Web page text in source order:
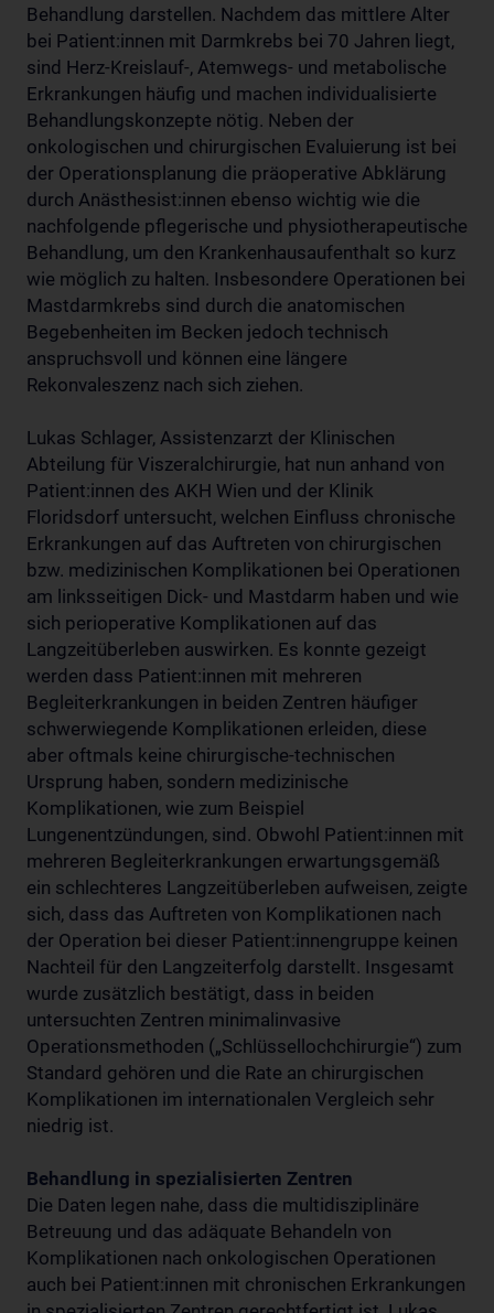
Behandlung darstellen. Nachdem das mittlere Alter
bei Patient:innen mit Darmkrebs bei 70 Jahren liegt,
sind Herz-Kreislauf-, Atemwegs- und metabolische
Erkrankungen häufig und machen individualisierte
Behandlungskonzepte nötig. Neben der
onkologischen und chirurgischen Evaluierung ist bei
der Operationsplanung die präoperative Abklärung
durch Anästhesist:innen ebenso wichtig wie die
nachfolgende pflegerische und physiotherapeutische
Behandlung, um den Krankenhausaufenthalt so kurz
wie möglich zu halten. Insbesondere Operationen bei
Mastdarmkrebs sind durch die anatomischen
Begebenheiten im Becken jedoch technisch
anspruchsvoll und können eine längere
Rekonvaleszenz nach sich ziehen.
Lukas Schlager, Assistenzarzt der Klinischen
Abteilung für Viszeralchirurgie, hat nun anhand von
Patient:innen des AKH Wien und der Klinik
Floridsdorf untersucht, welchen Einfluss chronische
Erkrankungen auf das Auftreten von chirurgischen
bzw. medizinischen Komplikationen bei Operationen
am linksseitigen Dick- und Mastdarm haben und wie
sich perioperative Komplikationen auf das
Langzeitüberleben auswirken. Es konnte gezeigt
werden dass Patient:innen mit mehreren
Begleiterkrankungen in beiden Zentren häufiger
schwerwiegende Komplikationen erleiden, diese
aber oftmals keine chirurgische-technischen
Ursprung haben, sondern medizinische
Komplikationen, wie zum Beispiel
Lungenentzündungen, sind. Obwohl Patient:innen mit
mehreren Begleiterkrankungen erwartungsgemäß
ein schlechteres Langzeitüberleben aufweisen, zeigte
sich, dass das Auftreten von Komplikationen nach
der Operation bei dieser Patient:innengruppe keinen
Nachteil für den Langzeiterfolg darstellt. Insgesamt
wurde zusätzlich bestätigt, dass in beiden
untersuchten Zentren minimalinvasive
Operationsmethoden („Schlüssellochchirurgie“) zum
Standard gehören und die Rate an chirurgischen
Komplikationen im internationalen Vergleich sehr
niedrig ist.
Behandlung in spezialisierten Zentren
Die Daten legen nahe, dass die multidisziplinäre
Betreuung und das adäquate Behandeln von
Komplikationen nach onkologischen Operationen
auch bei Patient:innen mit chronischen Erkrankungen